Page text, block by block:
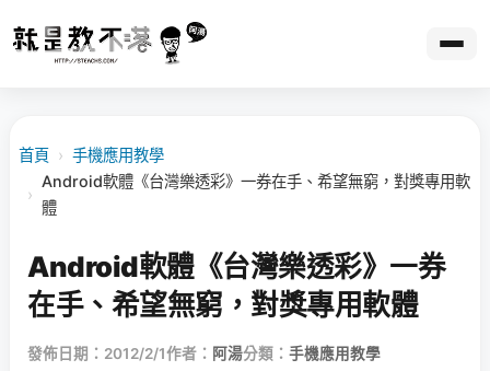
首頁 › 手機應用教學
›
Android軟體《台灣樂透彩》一券在手、希望無窮，對獎專用軟
體
Android軟體《台灣樂透彩》一券
在手、希望無窮，對獎專用軟體
發佈日期：2012/2/1作者： 阿湯分類： 手機應用教學